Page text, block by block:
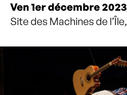
Ven 1er décembre
Site des Machines de